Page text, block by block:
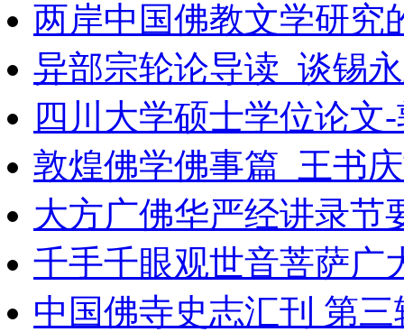
两岸中国佛教文学研究
异部宗轮论导读_谈锡
四川大学硕士学位论文
敦煌佛学佛事篇_王书
大方广佛华严经讲录节
千手千眼观世音菩萨广
中国佛寺史志汇刊 第